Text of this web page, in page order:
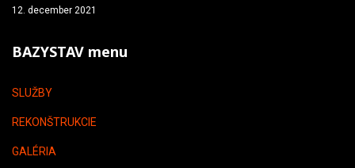
12. december 2021
BAZYSTAV menu
SLUŽBY
REKONŠTRUKCIE
GALÉRIA